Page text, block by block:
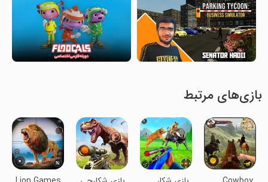
بازی‌های مرتبط